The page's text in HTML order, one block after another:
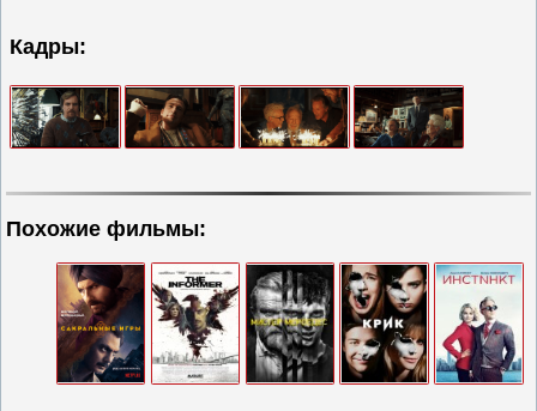
Кадры:
Похожие фильмы: